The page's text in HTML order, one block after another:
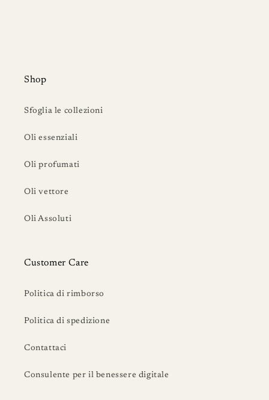
Shop
Sfoglia le collezioni
Oli essenziali
Oli profumati
Oli vettore
Oli Assoluti
Customer Care
Politica di rimborso
Politica di spedizione
Contattaci
Consulente per il benessere digitale